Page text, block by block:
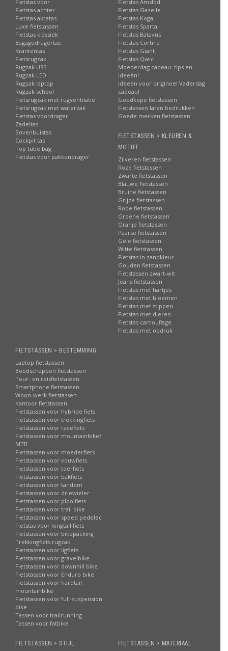
Fietstas voor
Fietstas achter
Fietstas aktetas
Luxe fietstassen
Fietstas klassiek
Bagagedragertas
Krantentas
Fietsrugzak
Rugzak USB
Rugzak LED
Rugzak laptop
Rugzak school
Fietsrugzak met rugventilatie
Fietsrugzak met waterzak
Fietstas voordrager
Zadeltas
Bovenbuistas
Cockpit tas
Top tube bag
Fietstas voor pakkendrager
Fietstas Amslod
Fietstas Gazelle
Fietstas Koga
Fietstas Sparta
Fietstas Batavus
Fietstas Cortina
Fietstas Giant
Fietstas Qwic
Moederdag cadeau: tips en
ideeën!
Ideeën voor origineel Vaderdag
cadeau!
Goedkope fietstassen
Fietstassen laten bedrukken
Goede merken fietstassen
FIETSTASSEN > KLEUREN &
MOTIEF
Zilveren fietstassen
Roze fietstassen
Zwarte fietstassen
Blauwe fietstassen
Bruine fietstassen
Grijze fietstassen
Rode fietstassen
Groene fietstassen
Oranje fietstassen
Paarse fietstassen
Gele fietstassen
Witte fietstassen
Fietstas in zandkleur
Gouden fietstassen
Fietstassen zwart-wit
Jeans fietstassen
Fietstas met hartjes
Fietstas met bloemen
Fietstas met stippen
Fietstas met dieren
Fietstas camouflage
Fietstas met opdruk
FIETSTASSEN > BESTEMMING
Laptop fietstassen
Boodschappen fietstassen
Tour- en reisfietstassen
Smartphone fietstassen
Woon-werk fietstassen
Kantoor fietstassen
Fietstassen voor hybride fiets
Fietstassen voor trekkingfiets
Fietstassen voor racefiets
Fietstassen voor mountainbike/
MTB
Fietstassen voor moederfiets
Fietstassen voor vouwfiets
Fietstassen voor toerfiets
Fietstassen voor bakfiets
Fietstassen voor tandem
Fietstassen voor driewieler
Fietstassen voor plooifiets
Fietstassen voor trail bike
Fietstassen voor speed pedelec
Fietstas voor longtail fiets
Fietstassen voor bikepacking
Trekkingfiets rugzak
Fietstassen voor ligfiets
Fietstassen voor gravelbike
Fietstassen voor downhill bike
Fietstassen voor Enduro bike
Fietstassen voor hardtail
mountainbike
Fietstassen voor full-suspension
bike
Tassen voor trailrunning
Tassen voor fatbike
FIETSTASSEN > STIJL FIETSTASSEN > MATERIAAL